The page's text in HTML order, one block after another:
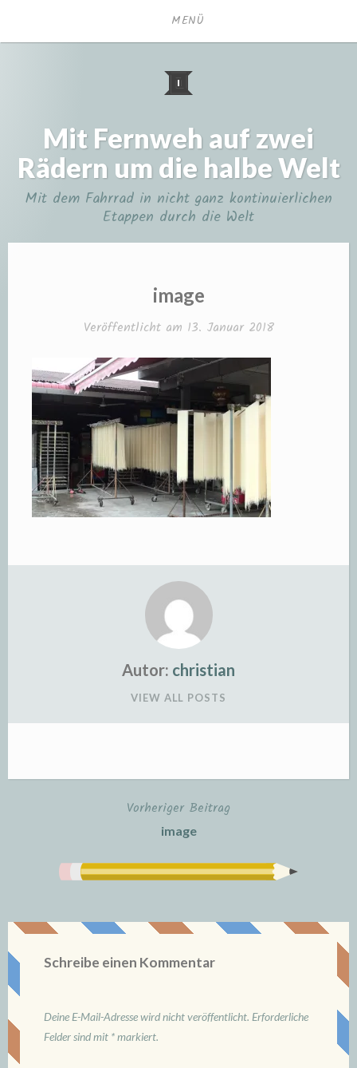
MENÜ
Mit Fernweh auf zwei
Rädern um die halbe Welt
Mit dem Fahrrad in nicht ganz kontinuierlichen
Etappen durch die Welt
image
Veröffentlicht am 13. Januar 2018
Autor: christian
VIEW ALL POSTS
Vorheriger Beitrag
image
Schreibe einen Kommentar
Deine E-Mail-Adresse wird nicht veröffentlicht. Erforderliche
Felder sind mit *markiert.